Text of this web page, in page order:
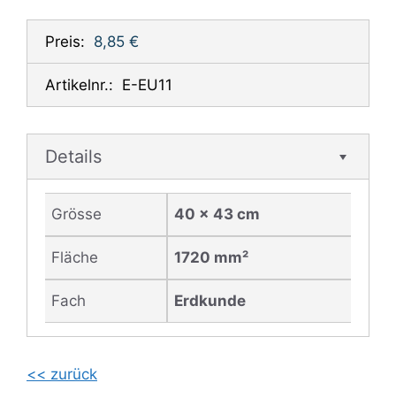
Preis: 8,85 €
Artikelnr.: E-EU11
Details
Grösse 40 x 43 cm
Fläche 1720 mm²
Fach Erdkunde
<< zurück